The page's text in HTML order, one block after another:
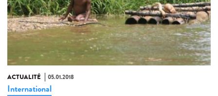
ACTUALITÉ 05.01.2018
International